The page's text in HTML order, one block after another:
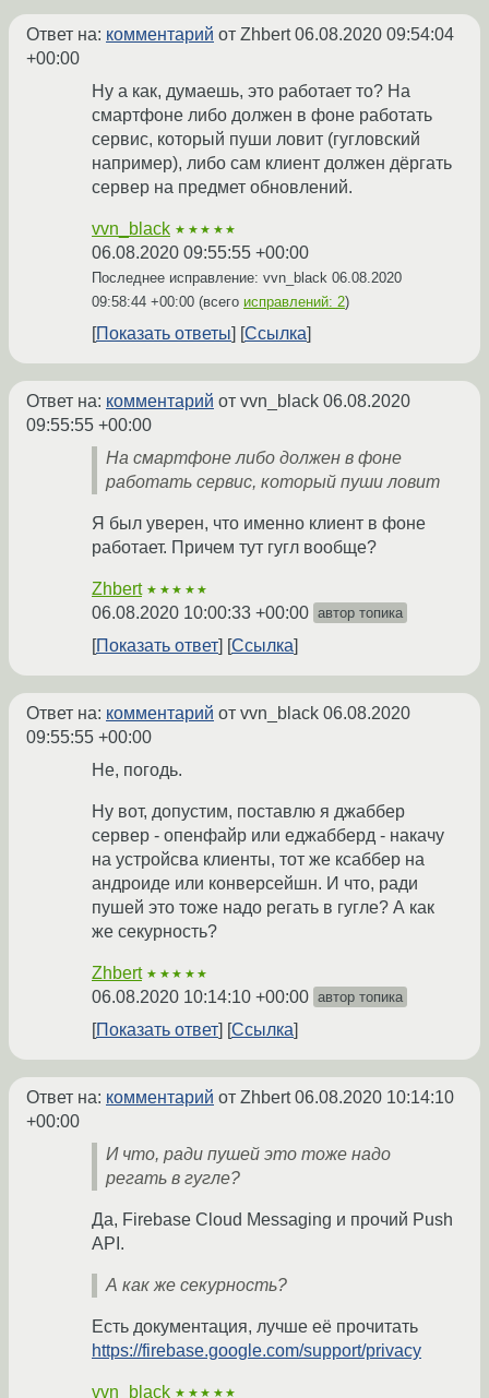
Ответ на: комментарий от Zhbert06.08.2020 09:54:04
+00:00
Ну а как, думаешь, это работает то? На
смартфоне либо должен в фоне работать
сервис, который пуши ловит (гугловский
например), либо сам клиент должен дёргать
сервер на предмет обновлений.
vvn_black ★★★★★
06.08.2020 09:55:55 +00:00
Последнее исправление: vvn_black 06.08.2020
09:58:44 +00:00 (всего исправлений: 2)
Показать ответы Ссылка
Ответ на: комментарий от vvn_black 06.08.2020
09:55:55 +00:00
На смартфоне либо должен в фоне
работать сервис, который пуши ловит
Я был уверен, что именно клиент в фоне
работает. Причем тут гугл вообще?
Zhbert ★★★★★
06.08.2020 10:00:33 +00:00 автор топика
Показать ответ Ссылка
Ответ на: комментарий от vvn_black 06.08.2020
09:55:55 +00:00
Не, погодь.
Ну вот, допустим, поставлю я джаббер
сервер - опенфайр или еджабберд - накачу
на устройсва клиенты, тот же ксаббер на
андроиде или конверсейшн. И что, ради
пушей это тоже надо регать в гугле? А как
же секурность?
Zhbert ★★★★★
06.08.2020 10:14:10 +00:00 автор топика
Показать ответ Ссылка
Ответ на: комментарий от Zhbert06.08.2020 10:14:10
+00:00
И что, ради пушей это тоже надо
регать в гугле?
Да, Firebase Cloud Messaging и прочий Push
API.
А как же секурность?
Есть документация, лучше её прочитать
https://firebase.google.com/support/privacy
vvn_black ★★★★★